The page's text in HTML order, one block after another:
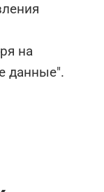
на
данные".